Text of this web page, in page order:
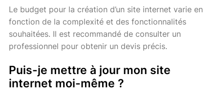
Le budget pour la création d’un site internet varie en
fonction de la complexité et des fonctionnalités
souhaitées. Il est recommandé de consulter un
professionnel pour obtenir un devis précis.
Puis-je mettre à jour mon site
internet moi-même ?